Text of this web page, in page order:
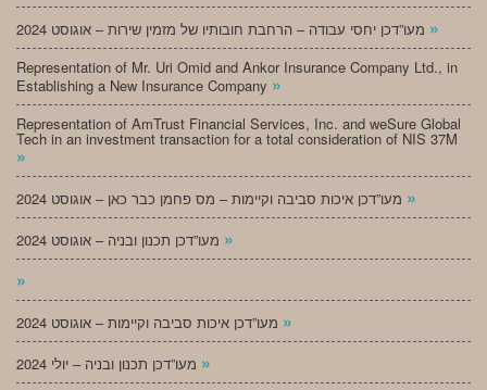
»
Representation of Mr. Uri Omid and Ankor Insurance Company Ltd., in
Establishing a New Insurance Company »
Representation of AmTrust Financial Services, Inc. and weSure Global
Tech in an investment transaction for a total consideration of NIS 37M
»
»
»
»
»
»